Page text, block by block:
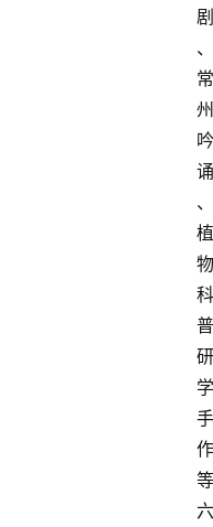
剧
、
常
州
吟
诵
、
植
物
科
普
研
学
手
作
等
六